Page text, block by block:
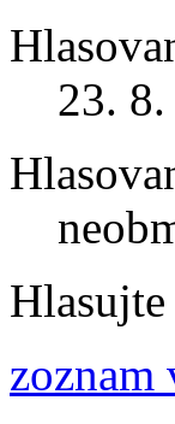
23.
zoznam